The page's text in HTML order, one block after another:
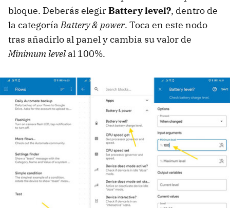
bloque. Deberás elegirBattery level?, dentro de
la categoríaBattery & power. Toca en este nodo
tras añadirlo al panel y cambia su valor de
Minimum levelal 100%.